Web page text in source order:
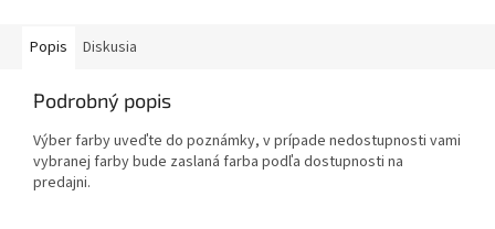
Popis Diskusia
Podrobný popis
Výber farby uveďte do poznámky, v prípade nedostupnosti vami
vybranej farby bude zaslaná farba podľa dostupnosti na
predajni.